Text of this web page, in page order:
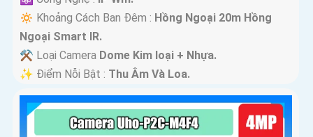
🔅 Khoảng Cách Ban Đêm : Hồng Ngoại 20m Hồng
Ngoại Smart IR.
⚒ Loại Camera Dome Kim loại + Nhựa.
️✨ Điểm Nỗi Bật : Thu Âm Và Loa.